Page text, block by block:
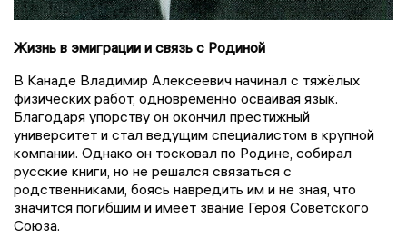
Жизнь в эмиграции и связь с Родиной
В Канаде Владимир Алексеевич начинал с тяжёлых
физических работ, одновременно осваивая язык.
Благодаря упорству он окончил престижный
университет и стал ведущим специалистом в крупной
компании. Однако он тосковал по Родине, собирал
русские книги, но не решался связаться с
родственниками, боясь навредить им и не зная, что
значится погибшим и имеет звание Героя Советского
Союза.